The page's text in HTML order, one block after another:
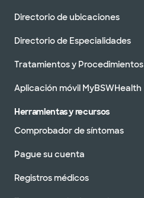
Directorio de ubicaciones
Directorio de Especialidades
Tratamientos y Procedimientos
Aplicación móvil MyBSWHealth
Herramientas y recursos
Comprobador de síntomas
Pague su cuenta
Registros médicos